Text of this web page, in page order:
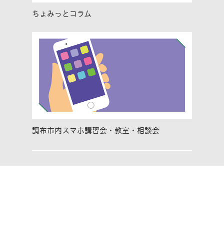
ちょみっとコラム
調布市内スマホ講習会・教室・相談会